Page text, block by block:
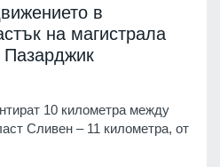
в
на магистрала
Пазарджик
10 километра между
Сливен – 11 километра, от